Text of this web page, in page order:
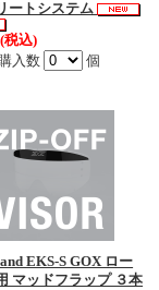
ートシステム
税込)
入数
個
EKS-S GOX ロー
マッドフラップ ３本